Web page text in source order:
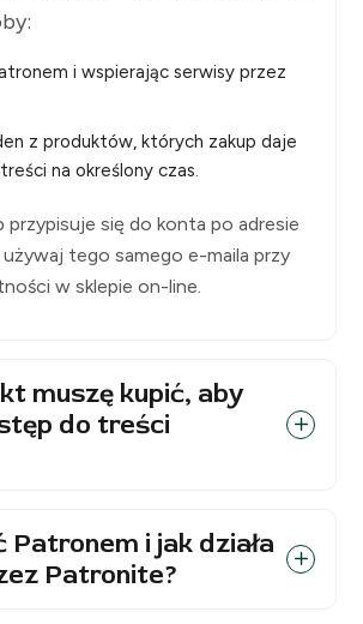
i wspierając serwisy przez
z produktów, których zakup daje
na określony czas.
przypisuje się do konta po adresie
tego samego e-maila przy
w sklepie on-line.
muszę kupić, aby
do treści
Patronem i jak działa
Patronite?